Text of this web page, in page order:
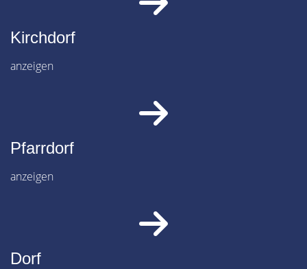
Kirchdorf
anzeigen
Pfarrdorf
anzeigen
Dorf